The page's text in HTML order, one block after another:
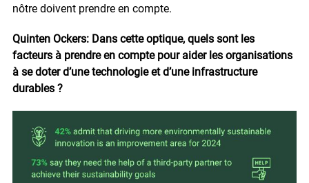
nôtre doivent prendre en compte.
Quinten Ockers: Dans cette optique, quels sont les
facteurs à prendre en compte pour aider les organisations
à se doter d’une technologie et d’une infrastructure
durables ?